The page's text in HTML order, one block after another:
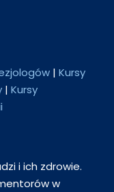
| Kursy
| Kursy
i ich zdrowie.
w